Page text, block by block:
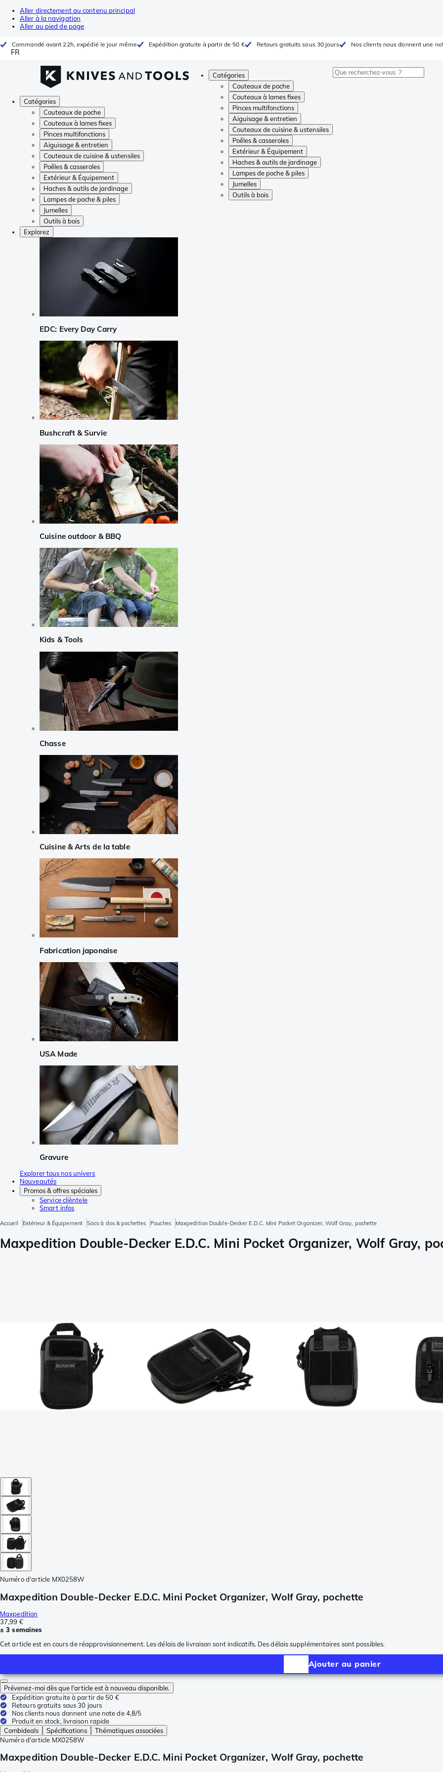
Aller directement au contenu principal
Aller à la navigation
Aller au pied de page
Commandé avant 22h, expédié le jour même Expédition gratuite à partir de 50 € Retours gratuits sous 30 jours Nos clients nous donnent une
FR
Catégories
Couteaux de poche
Couteaux à lames fixes
Pinces multifonctions
Aiguisage & entretien
Couteaux de cuisine & ustensiles
Poêles & casseroles
Extérieur & Équipement
Haches & outils de jardinage
Lampes de poche & piles
Jumelles
Outils à bois
Catégories
Couteaux de poche
Couteaux à lames fixes
Pinces multifonctions
Aiguisage & entretien
Couteaux de cuisine & ustensiles
Poêles & casseroles
Extérieur & Équipement
Haches & outils de jardinage
Lampes de poche & piles
Jumelles
Outils à bois
Explorez
EDC: Every Day Carry
Bushcraft & Survie
Cuisine outdoor & BBQ
Kids & Tools
Chasse
Cuisine & Arts de la table
Fabrication japonaise
USA Made
Gravure
Explorer tous nos univers
Nouveautés
Promos & offres spéciales
Service clièntele
Smart infos
Accueil Extérieur & Équipement Sacs à dos & pochettes Pouches Maxpedition Double-Decker E.D.C. Mini Pocket Organizer, Wolf Gray, pochette
Maxpedition Double-Decker E.D.C. Mini Pocket Organizer, Wolf Gray,
Numéro d'article MX0258W
Maxpedition Double-Decker E.D.C. Mini Pocket Organizer, Wolf Gray, pochette
Maxpedition
37,99 €
± 3 semaines
Cet article est en cours de réapprovisionnement. Les délais de livraison sont indicatifs. Des délais supplémentaires sont possibles.
Ajouter au panier
Prévenez-moi dès que l'article est à nouveau disponible.
Expédition gratuite à partir de 50 €
Retours gratuits sous 30 jours
Nos clients nous donnent une note de 4,8/5
Produit en stock, livraison rapide
Combideals
Spécifications
Thématiques associées
Numéro d'article MX0258W
Maxpedition Double-Decker E.D.C. Mini Pocket Organizer, Wolf Gray, pochette